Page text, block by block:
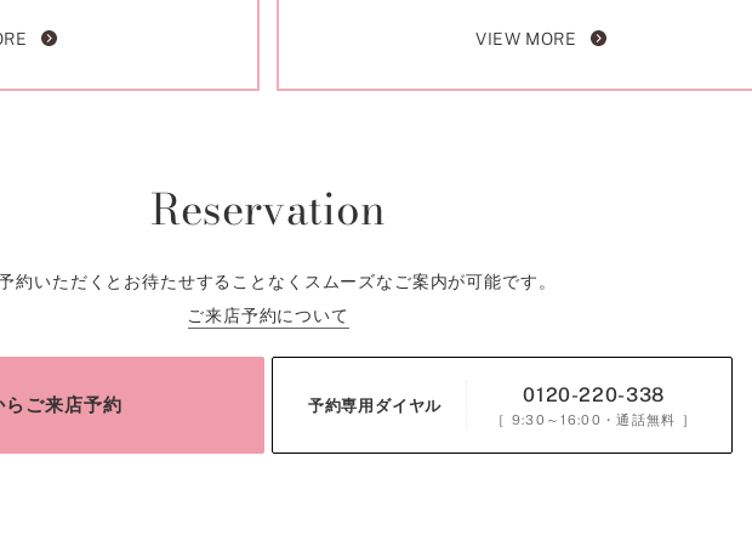
VIEW MORE
Reservation
約いただくとお待たせすることなくスムーズなご案内が可能です。
ご来店予約について
らご来店予約 予約専用ダイヤル 0120-220-338
［ 9:30～16:00 ・通話無料 ］